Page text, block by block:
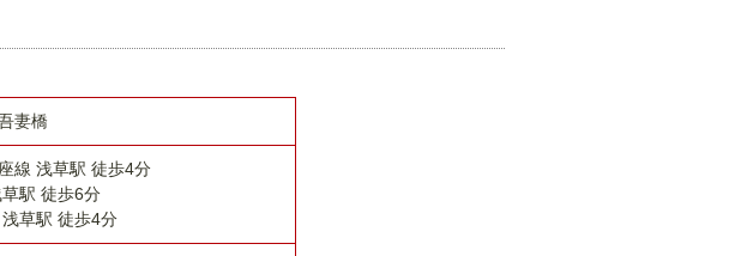
妻橋
線 浅草駅 徒歩4分
駅 徒歩6分
草駅 徒歩4分